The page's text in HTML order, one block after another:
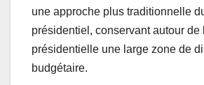
une approche plus traditionnelle
présidentiel, conservant autour de
présidentielle une large zone de
budgétaire.